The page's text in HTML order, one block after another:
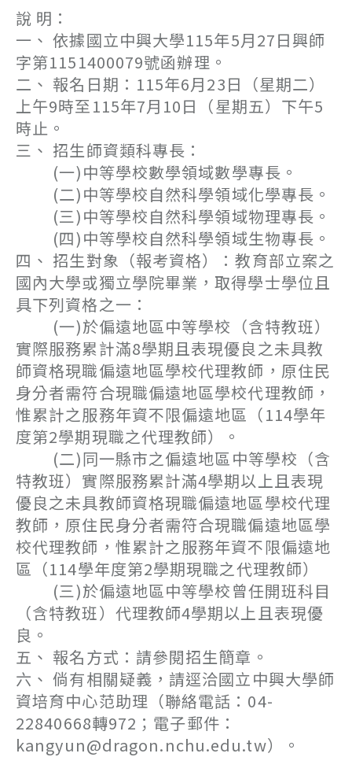
說 明：
一、 依據國立中興大學115年5月27日興師
字第1151400079號函辦理。
二、 報名日期：115年6月23日（星期二）
上午9時至115年7月10日（星期五）下午5
時止。
三、 招生師資類科專長：
(一)中等學校數學領域數學專長。
(二)中等學校自然科學領域化學專長。
(三)中等學校自然科學領域物理專長。
(四)中等學校自然科學領域生物專長。
四、 招生對象（報考資格）：教育部立案之
國內大學或獨立學院畢業，取得學士學位且
具下列資格之一：
(一)於偏遠地區中等學校（含特教班）
實際服務累計滿8學期且表現優良之未具教
師資格現職偏遠地區學校代理教師，原住民
身分者需符合現職偏遠地區學校代理教師，
惟累計之服務年資不限偏遠地區（114學年
度第2學期現職之代理教師）。
(二)同一縣市之偏遠地區中等學校（含
特教班）實際服務累計滿4學期以上且表現
優良之未具教師資格現職偏遠地區學校代理
教師，原住民身分者需符合現職偏遠地區學
校代理教師，惟累計之服務年資不限偏遠地
區（114學年度第2學期現職之代理教師）
(三)於偏遠地區中等學校曾任開班科目
（含特教班）代理教師4學期以上且表現優
良。
五、 報名方式：請參閱招生簡章。
六、 倘有相關疑義，請逕洽國立中興大學師
資培育中心范助理（聯絡電話：04-
22840668轉972；電子郵件：
kangyun@dragon.nchu.edu.tw）。